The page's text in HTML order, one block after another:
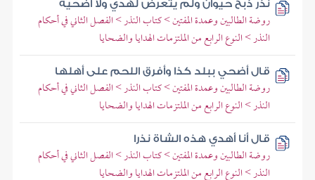
نذر ذبح حيوان ولم يتعرض لهدي ولا أضحية
روضة الطالبين وعمدة المفتين > كتاب النذر > الفصل الثاني في أحكام
النذر > النوع الرابع من الملتزمات الهدايا والضحايا
قال أضحي ببلد كذا وأفرق اللحم على أهلها
روضة الطالبين وعمدة المفتين > كتاب النذر > الفصل الثاني في أحكام
النذر > النوع الرابع من الملتزمات الهدايا والضحايا
قال أنا أهدي هذه الشاة نذرا
روضة الطالبين وعمدة المفتين > كتاب النذر > الفصل الثاني في أحكام
النذر > النوع الرابع من الملتزمات الهدايا والضحايا